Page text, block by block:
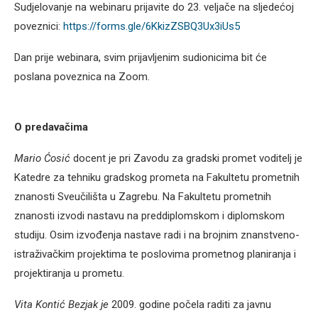
Sudjelovanje na webinaru prijavite do 23. veljače na sljedećoj
poveznici: https://forms.gle/6KkizZSBQ3Ux3iUs5
Dan prije webinara, svim prijavljenim sudionicima bit će
poslana poveznica na Zoom.
O predavačima
Mario Ćosić docent je pri Zavodu za gradski promet voditelj je
Katedre za tehniku gradskog prometa na Fakultetu prometnih
znanosti Sveučilišta u Zagrebu. Na Fakultetu prometnih
znanosti izvodi nastavu na preddiplomskom i diplomskom
studiju. Osim izvođenja nastave radi i na brojnim znanstveno-
istraživačkim projektima te poslovima prometnog planiranja i
projektiranja u prometu.
Vita Kontić Bezjak je 2009. godine počela raditi za javnu